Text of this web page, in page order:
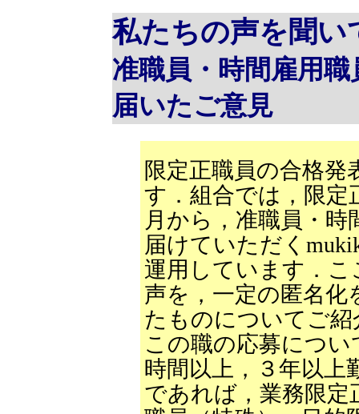
私たちの声を聞い
准職員・時間雇用
届いたご意見
限定正職員の合格
す．組合では，限定
月から，准職員・
届けていただく
運用しています．
声を，一定の匿名化
たものについてご
この職の応募につ
時間以上，３年以上
であれば，業務限定